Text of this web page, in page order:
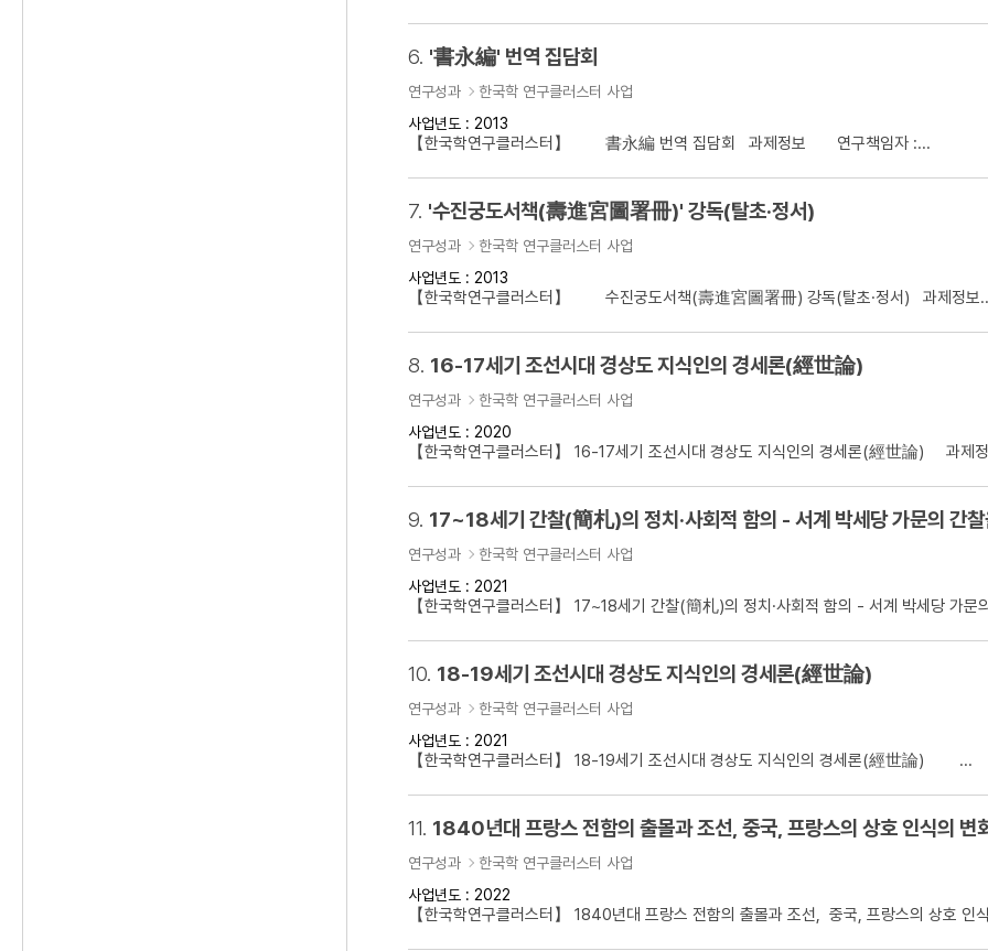
6. '書永編' 번역 집담회
연구성과
한국학 연구클러스터 사업
사업년도 : 2013
【한국학연구클러스터】 書永編 번역 집담회 과제정보 연구책임자 :...
7. '수진궁도서책(壽進宮圖署冊)' 강독(탈초·정서)
연구성과
한국학 연구클러스터 사업
사업년도 : 2013
【한국학연구클러스터】 수진궁도서책(壽進宮圖署冊) 강독(탈초·정서) 과제정보
8. 16-17세기 조선시대 경상도 지식인의 경세론(經世論)
연구성과
한국학 연구클러스터 사업
사업년도 : 2020
【한국학연구클러스터】 16-17세기 조선시대 경상도 지식인의 경세론(經世論) 과제
9. 17~18세기 간찰(簡札)의 정치·사회적 함의 - 서계 박세당 가문의 간
연구성과
한국학 연구클러스터 사업
사업년도 : 2021
【한국학연구클러스터】 17~18세기 간찰(簡札)의 정치·사회적 함의 - 서계 박세당 가문
10. 18-19세기 조선시대 경상도 지식인의 경세론(經世論)
연구성과
한국학 연구클러스터 사업
사업년도 : 2021
【한국학연구클러스터】 18-19세기 조선시대 경상도 지식인의 경세론(經世論) ...
11. 1840년대 프랑스 전함의 출몰과 조선, 중국, 프랑스의 상호 인식의 변
연구성과
한국학 연구클러스터 사업
사업년도 : 2022
【한국학연구클러스터】 1840년대 프랑스 전함의 출몰과 조선, 중국, 프랑스의 상호 인